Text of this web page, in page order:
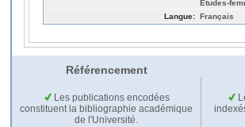
Etudes-
Langue: Français
Référencement
Les publications encodées
constituent la bibliographie académique
de l'Université.